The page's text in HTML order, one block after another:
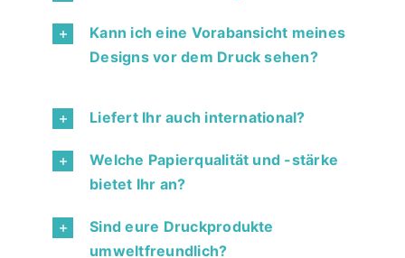
Kann ich eine Vorabansicht meines
Designs vor dem Druck sehen?
Liefert Ihr auch international?
Welche Papierqualität und -stärke
bietet Ihr an?
Sind eure Druckprodukte
umweltfreundlich?